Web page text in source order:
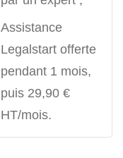
Assistance
Legalstart offerte
pendant 1 mois,
puis 29,90 €
HT/mois.